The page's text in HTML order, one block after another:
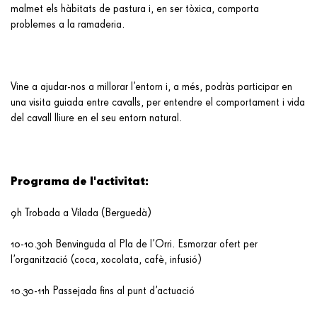
malmet els hàbitats de pastura i, en ser tòxica, comporta
problemes a la ramaderia.
Vine a ajudar-nos a millorar l’entorn i, a més, podràs participar en
una visita guiada entre cavalls, per entendre el comportament i vida
del cavall lliure en el seu entorn natural.
Programa de l'activitat:
9h Trobada a Vilada (Berguedà)
10-10.30h Benvinguda al Pla de l’Orri. Esmorzar ofert per
l’organització (coca, xocolata, cafè, infusió)
10.30-11h Passejada fins al punt d’actuació